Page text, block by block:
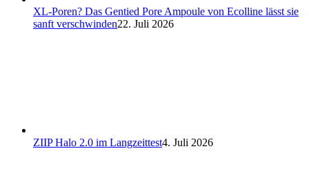
XL-Poren? Das Gentied Pore Ampoule von Ecolline lässt sie
sanft verschwinden22. Juli 2026
ZIIP Halo 2.0 im Langzeittest4. Juli 2026